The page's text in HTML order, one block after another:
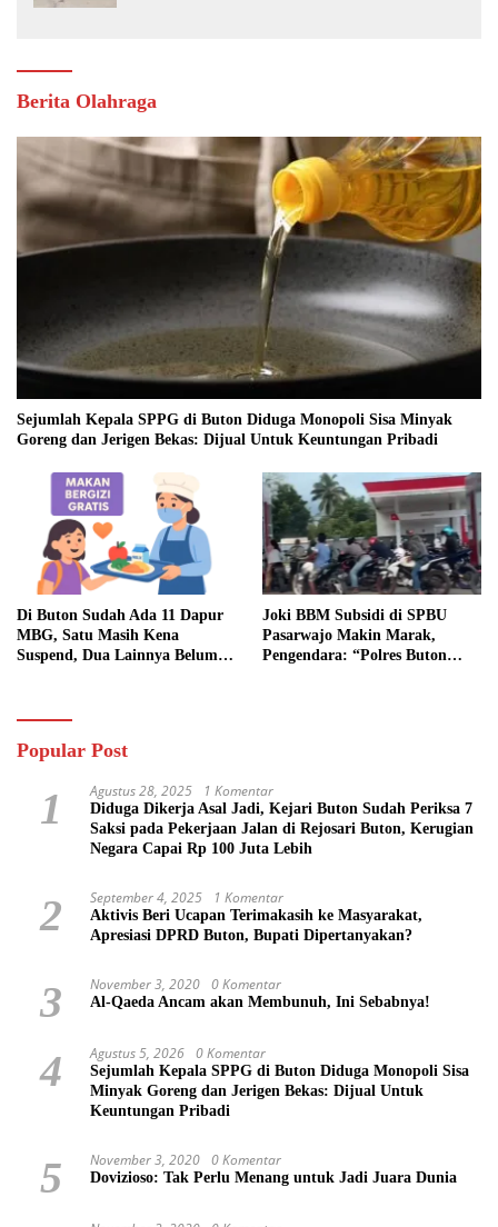
Berita Olahraga
Sejumlah Kepala SPPG di Buton Diduga Monopoli Sisa Minyak
Goreng dan Jerigen Bekas: Dijual Untuk Keuntungan Pribadi
Di Buton Sudah Ada 11 Dapur
MBG, Satu Masih Kena
Suspend, Dua Lainnya Belum
Joki BBM Subsidi di SPBU
Pasarwajo Makin Marak,
Pengendara: “Polres Buton
Popular Post
1 Agustus 28, 2025 1 Komentar
Diduga Dikerja Asal Jadi, Kejari Buton Sudah Periksa 7
Saksi pada Pekerjaan Jalan di Rejosari Buton, Kerugian
Negara Capai Rp 100 Juta Lebih
2 September 4, 2025 1 Komentar
Aktivis Beri Ucapan Terimakasih ke Masyarakat,
Apresiasi DPRD Buton, Bupati Dipertanyakan?
3 November 3, 2020 0 Komentar
Al-Qaeda Ancam akan Membunuh, Ini Sebabnya!
4 Agustus 5, 2026 0 Komentar
Sejumlah Kepala SPPG di Buton Diduga Monopoli Sisa
Minyak Goreng dan Jerigen Bekas: Dijual Untuk
Keuntungan Pribadi
5 November 3, 2020 0 Komentar
Dovizioso: Tak Perlu Menang untuk Jadi Juara Dunia